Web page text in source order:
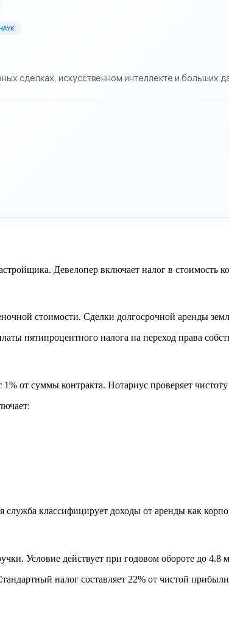
сделках, искусственном интеллекте и больших
Девелопер включает налог в стоимость
стоимости. Сделки долгосрочной аренды
пятипроцентного налога на переход права
от суммы контракта. Нотариус проверяет
служба классифицирует доходы от аренды как
Условие действует при годовом обороте до
налог составляет 22% от чистой